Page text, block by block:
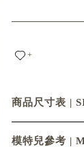
+
商品尺寸表 |
模特兒參考 |